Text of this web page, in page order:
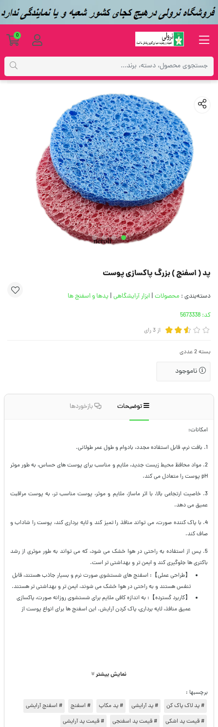
پد ( اسفنج ) بزرگ پاکسازی پوست
دسته‌بندی : محصولات | ابزار آرایشگاهی | پدها و اسفنج ها
کد:
از3رای
بسته 2 عددی
ناموجود
توضیحات بازخوردها
امکانات:
1. بافت نرم، قابل استفاده مجدد، بادوام و طول عمر طولانی.
2. مواد محافظ محیط زیست جدید، ملایم و مناسب برای پوست های حساس، به طور موثر
pH پوست را متعادل می کند.
3. خاصیت ارتجاعی بالا، با اثر ماساژ، ملایم و موثر، پوست مناسب تر، به پوست مراقبت
عمیق می دهد.
4. با پاک کننده صورت، می تواند منافذ را تمیز کند و لایه برداری کند، پوست را شاداب و
صاف کند.
5. پس از استفاده به راحتی در هوا خشک می شود، که می تواند به طور موثری از رشد
باکتری ها جلوگیری کند و ایمن تر و بهداشتی تر است.
【طراحی عملی】: اسفنج های شستشوی صورت نرم و بسیار جاذب هستند، قابل
تنفس هستند و به راحتی در هوا خشک می شوند، ایمن تر و بهداشتی تر هستند.
【کاربرد گسترده】: به اندازه کافی ملایم برای شستشوی روزانه صورت، پاکسازی
عمیق منافذ، لایه برداری، پاک کردن آرایش. این اسفنج ها برای انواع پوست از
نمایش بیشتر
برچسبها :
# پد لاک پاک کن
# پد آرایشی # پد مکاپ # اسفنج
# اسفنج آرایشی
# قیمت پد اشکی
# قیمت پد اسفنجی
# قیمت پد آرایشی
0